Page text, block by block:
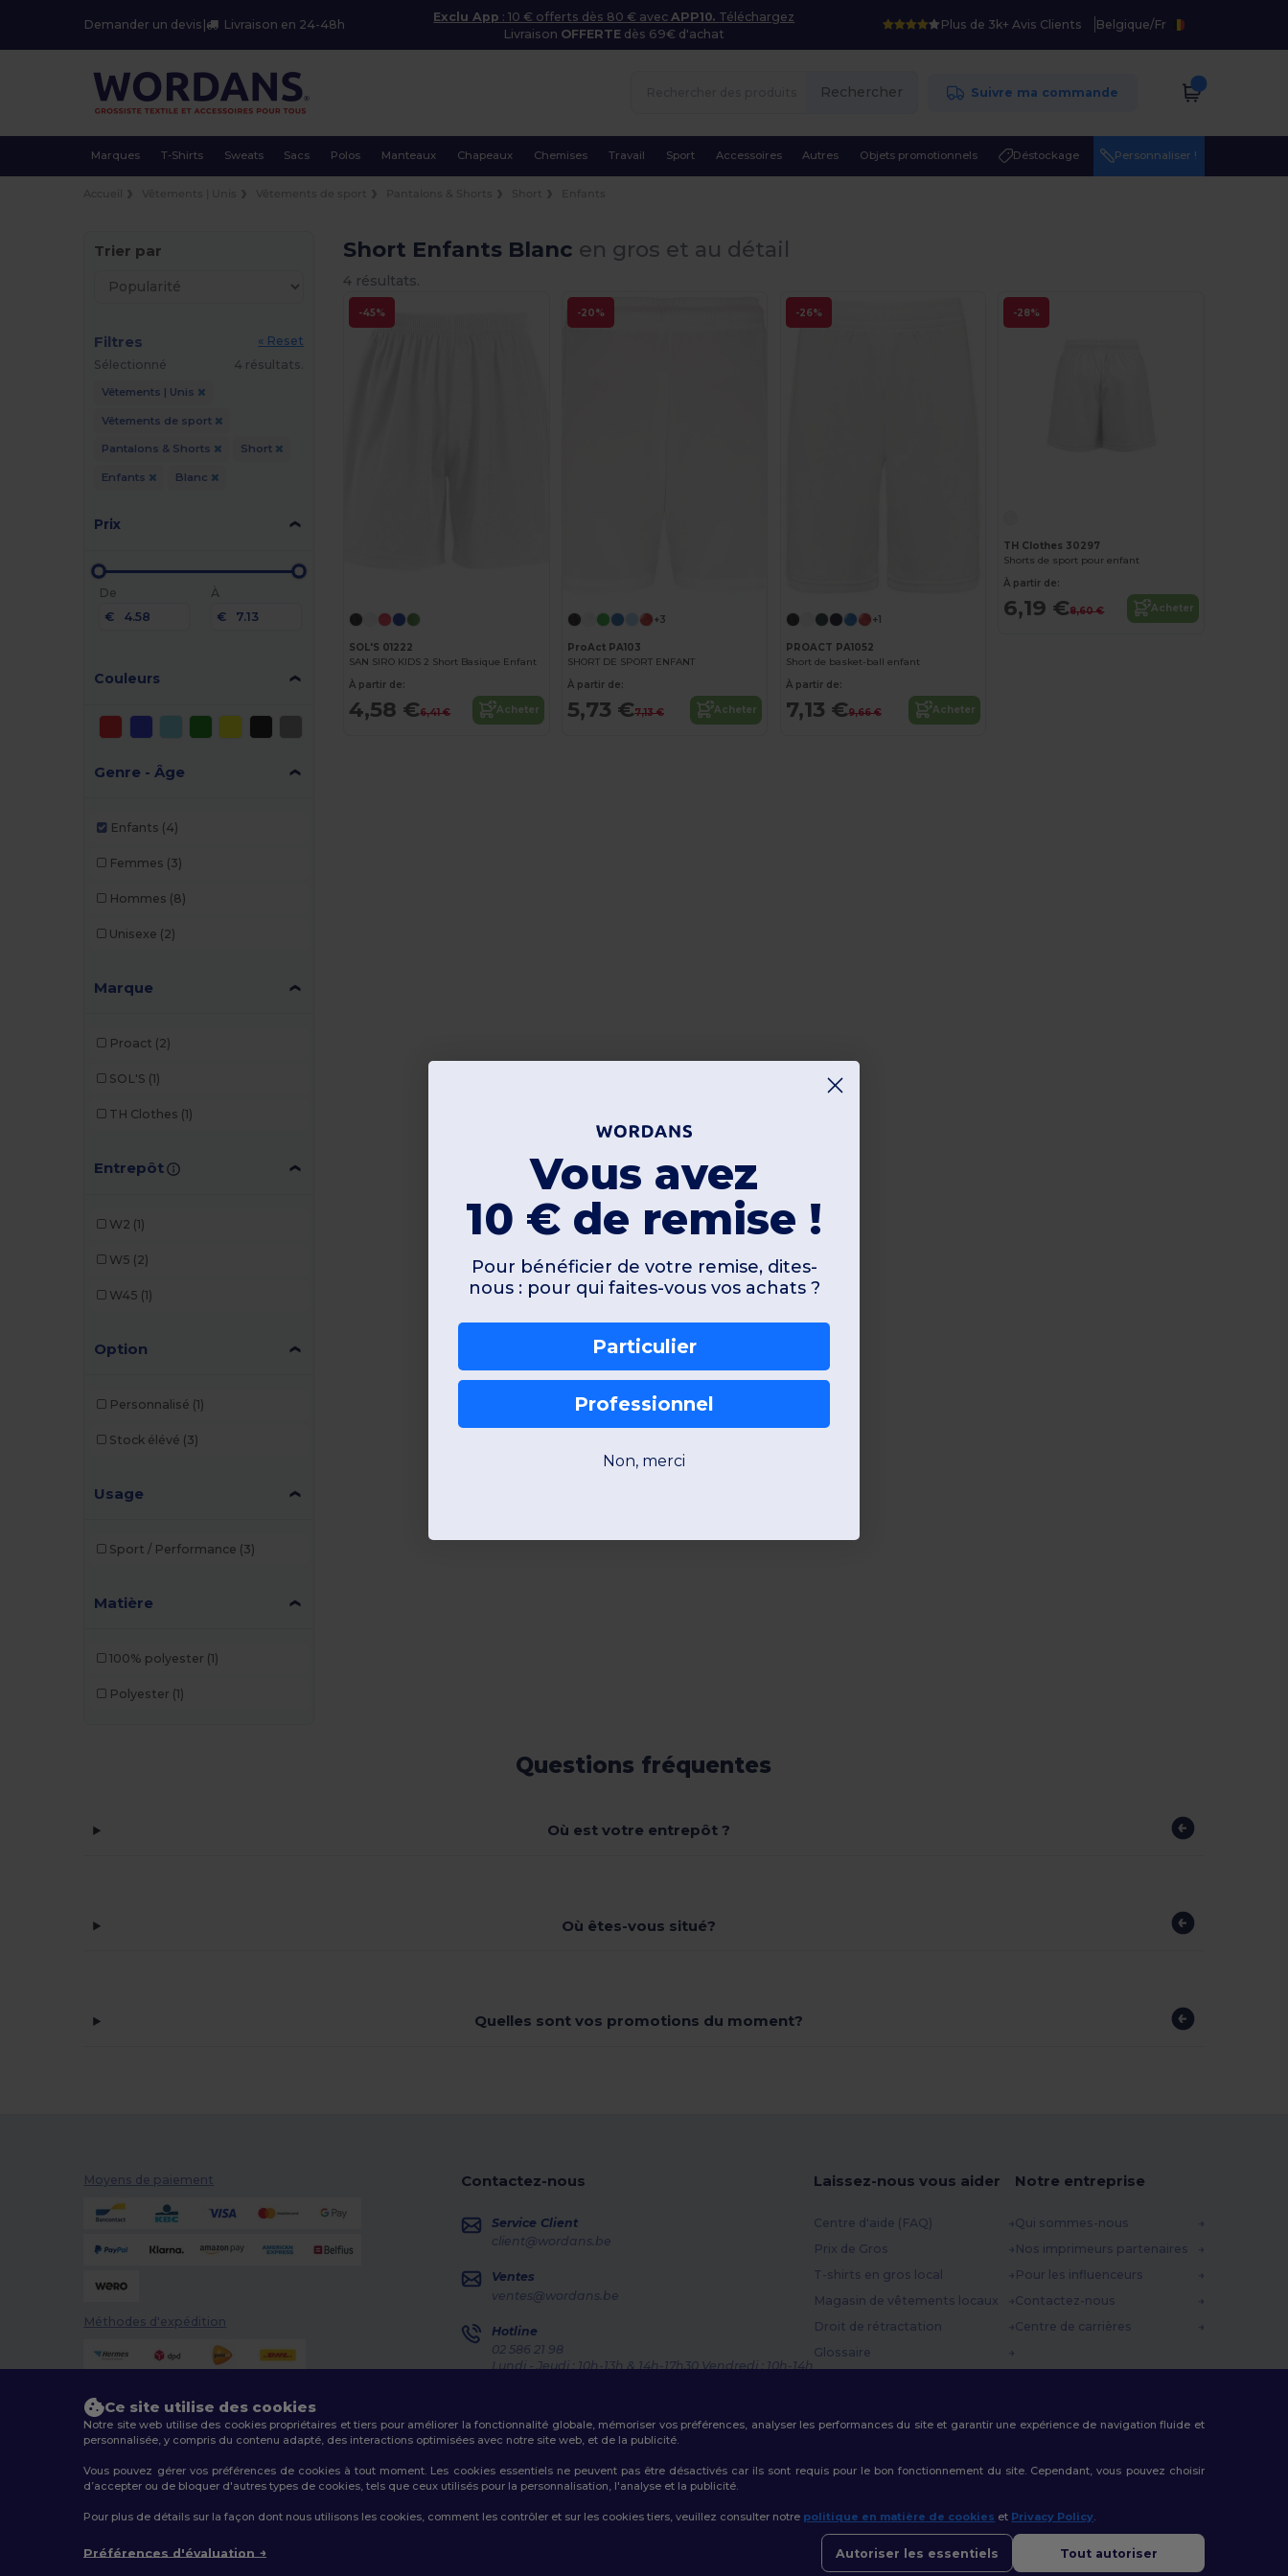
Demander un devis Livraison en 24-48h
Exclu App : 10 € offerts dès 80 € avecAPP10. Téléchargez
Livraison OFFERTE dès 69€ d'achat
Plus de 3k+ Avis Clients Belgique/Fr
Rechercher Suivre ma commande
Marques T-Shirts Sweats Sacs Polos Manteaux Chapeaux Chemises Travail Sport Accessoires Autres Objets promotionnels Déstockage Personnaliser !
Trier par
Filtres
« Reset
Sélectionné
4 résultats.
Vêtements | Unis
Vêtements de sport
Pantalons & Shorts Short
Enfants Blanc
Prix
De
€
À
€
Couleurs
Genre - Âge
Enfants (4)
Femmes (3)
Hommes (8)
Unisexe (2)
Marque
Proact (2)
SOL'S (1)
TH Clothes (1)
Entrepôt
W2 (1)
W5 (2)
W45 (1)
Option
Personnalisé (1)
Stock élévé (3)
Usage
Sport / Performance (3)
Matière
100% polyester (1)
Polyester (1)
Short Enfants Blanc en gros et au détail
4 résultats.
-45%
SOL'S 01222
SAN SIRO KIDS 2 Short Basique Enfant
À partir de:
4,58 €6,41 € Acheter
-20%
+3
ProAct PA103
SHORT DE SPORT ENFANT
À partir de:
5,73 €7,13 € Acheter
-26%
+1
PROACT PA1052
Short de basket-ball enfant
À partir de:
7,13 €9,66 € Acheter
-28%
TH Clothes 30297
Shorts de sport pour enfant
À partir de:
6,19 €8,60 € Acheter
Questions fréquentes
Où est votre entrepôt ?
Où êtes-vous situé?
Quelles sont vos promotions du moment?
Moyens de paiement
Méthodes d'expédition
Contactez-nous
Service Client
client@wordans.be
Ventes
ventes@wordans.be
Hotline
02 586 21 98
Lundi - Jeudi : 10h-13h & 14h-17h30 Vendredi : 10h-14h
Laissez-nous vous aider
Centre d'aide (FAQ)
Prix de Gros
T-shirts en gros local
Magasin de vêtements locaux
Droit de rétractation
Glossaire
Notre entreprise
Qui sommes-nous
Nos imprimeurs partenaires
Pour les influenceurs
Contactez-nous
Centre de carrières
2026. Tous droits réservés
Ce site utilise des cookies
Notre site web utilise des cookies propriétaires et tiers pour améliorer la fonctionnalité globale, mémoriser vos préférences, analyser les performances du site et garantir une expérience de navigation fluide et
personnalisée, y compris du contenu adapté, des interactions optimisées avec notre site web, et de la publicité.
Vous pouvez gérer vos préférences de cookies à tout moment. Les cookies essentiels ne peuvent pas être désactivés car ils sont requis pour le bon fonctionnement du site. Cependant, vous pouvez choisir
d’accepter ou de bloquer d'autres types de cookies, tels que ceux utilisés pour la personnalisation, l'analyse et la publicité.
Pour plus de détails sur la façon dont nous utilisons les cookies, comment les contrôler et sur les cookies tiers, veuillez consulter notre politique en matière de cookies et Privacy Policy.
Préférences d'évaluation Autoriser les essentiels Tout autoriser
Vous avez
10 € de remise !
Pour bénéficier de votre remise, dites-
nous : pour qui faites-vous vos achats ?
Particulier
Professionnel
Non, merci